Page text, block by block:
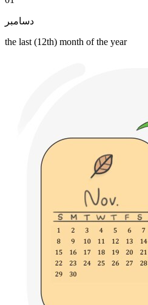
دسامبر
the last (12th) month of the year